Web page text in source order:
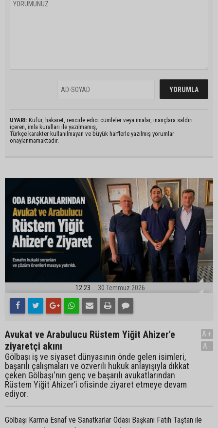
UYARI: Küfür, hakaret, rencide edici cümleler veya imalar, inançlara saldırı
içeren, imla kuralları ile yazılmamış,
Türkçe karakter kullanılmayan ve büyük harflerle yazılmış yorumlar
onaylanmamaktadır.
12:23 30 Temmuz 2026
Avukat ve Arabulucu Rüstem Yiğit Ahizer'e
ziyaretçi akını
Gölbaşı iş ve siyaset dünyasının önde gelen isimleri,
başarılı çalışmaları ve özverili hukuk anlayışıyla dikkat
çeken Gölbaşı'nın genç ve başarılı avukatlarından
Rüstem Yiğit Ahizer’i ofisinde ziyaret etmeye devam
ediyor.
A+
A-
Gölbaşı Karma Esnaf ve Sanatkarlar Odası Başkanı Fatih Taştan ile